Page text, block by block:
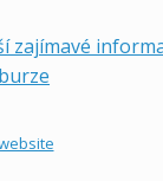
zajímavé